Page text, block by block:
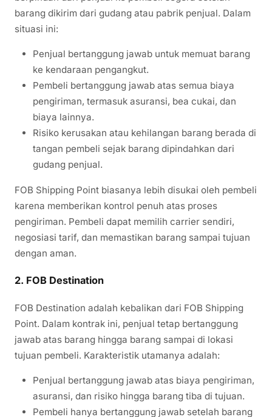
barang dikirim dari gudang atau pabrik penjual. Dalam
situasi ini:
Penjual bertanggung jawab untuk memuat barang
ke kendaraan pengangkut.
Pembeli bertanggung jawab atas semua biaya
pengiriman, termasuk asuransi, bea cukai, dan
biaya lainnya.
Risiko kerusakan atau kehilangan barang berada di
tangan pembeli sejak barang dipindahkan dari
gudang penjual.
FOB Shipping Point biasanya lebih disukai oleh pembeli
karena memberikan kontrol penuh atas proses
pengiriman. Pembeli dapat memilih carrier sendiri,
negosiasi tarif, dan memastikan barang sampai tujuan
dengan aman.
2. FOB Destination
FOB Destination adalah kebalikan dari FOB Shipping
Point. Dalam kontrak ini, penjual tetap bertanggung
jawab atas barang hingga barang sampai di lokasi
tujuan pembeli. Karakteristik utamanya adalah:
Penjual bertanggung jawab atas biaya pengiriman,
asuransi, dan risiko hingga barang tiba di tujuan.
Pembeli hanya bertanggung jawab setelah barang